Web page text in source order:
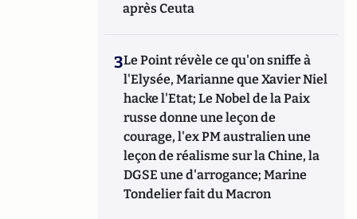
après Ceuta
3Le Point révèle ce qu'on sniffe à
l'Elysée, Marianne que Xavier Niel
hacke l'Etat; Le Nobel de la Paix
russe donne une leçon de
courage, l'ex PM australien une
leçon de réalisme sur la Chine, la
DGSE une d'arrogance; Marine
Tondelier fait du Macron